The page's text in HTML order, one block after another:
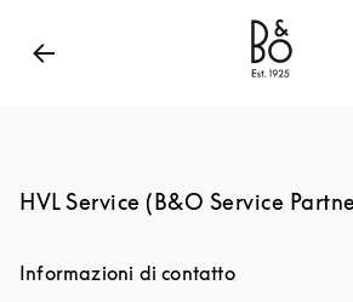
Bang & Olufsen -
HVL Service (B&O Service
Informazioni di contatto